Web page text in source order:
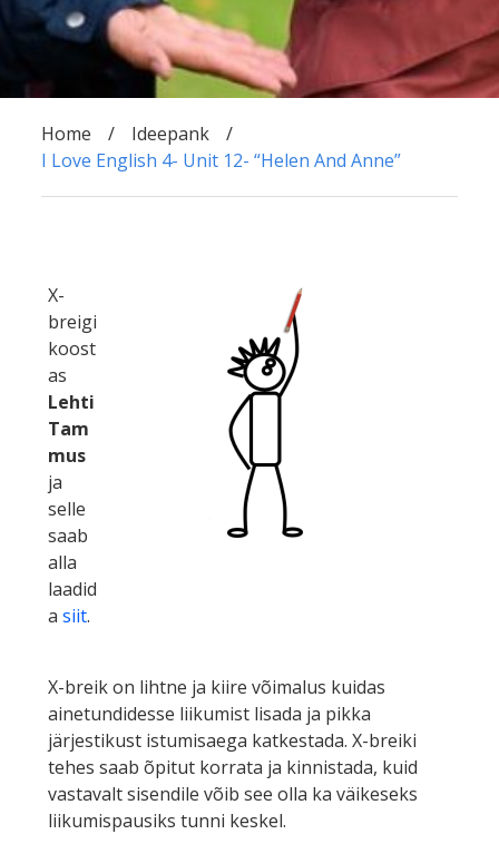
Home
Ideepank
I Love English 4- Unit 12- “Helen And Anne”
X-
breigi
koost
as
Lehti
Tam
mus
ja
selle
saab
alla
laadid
a siit.
X-breik on lihtne ja kiire võimalus kuidas
ainetundidesse liikumist lisada ja pikka
järjestikust istumisaega katkestada. X-breiki
tehes saab õpitut korrata ja kinnistada, kuid
vastavalt sisendile võib see olla ka väikeseks
liikumispausiks tunni keskel.